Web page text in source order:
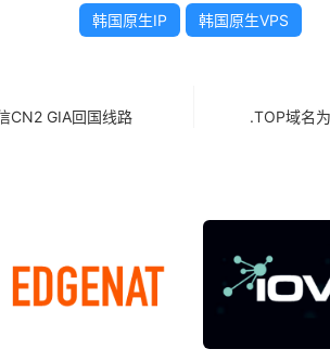
韩国原生IP 韩国原生VPS
CN2 GIA回国线路 .TOP域名